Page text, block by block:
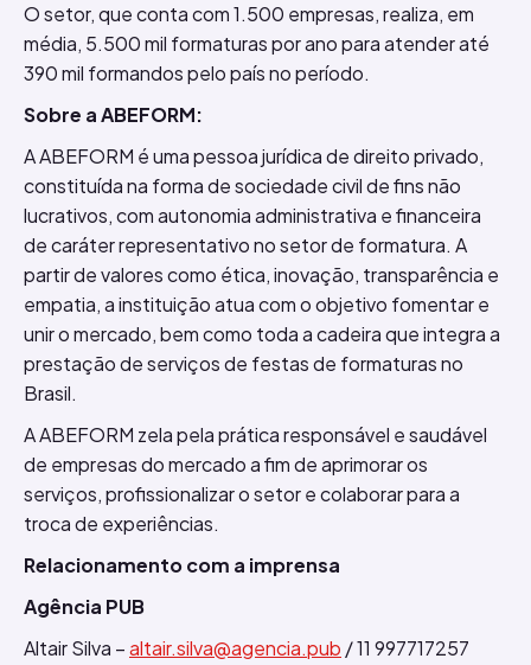
O setor, que conta com 1.500 empresas, realiza, em
média, 5.500 mil formaturas por ano para atender até
390 mil formandos pelo país no período.
Sobre a ABEFORM:
A ABEFORM é uma pessoa jurídica de direito privado,
constituída na forma de sociedade civil de fins não
lucrativos, com autonomia administrativa e financeira
de caráter representativo no setor de formatura. A
partir de valores como ética, inovação, transparência e
empatia, a instituição atua com o objetivo fomentar e
unir o mercado, bem como toda a cadeira que integra a
prestação de serviços de festas de formaturas no
Brasil.
A ABEFORM zela pela prática responsável e saudável
de empresas do mercado a fim de aprimorar os
serviços, profissionalizar o setor e colaborar para a
troca de experiências.
Relacionamento com a imprensa
Agência PUB
Altair Silva –altair.silva@agencia.pub / 11 997717257